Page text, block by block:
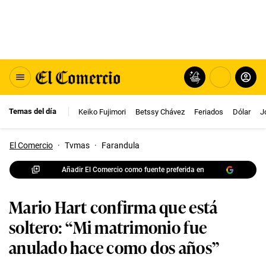
Temas del día Keiko Fujimori Betssy Chávez Feriados Dólar
El Comercio · Tvmas · Farandula
Añadir El Comercio como fuente preferida en
Mario Hart confirma que está
soltero: “Mi matrimonio fue
anulado hace como dos años”